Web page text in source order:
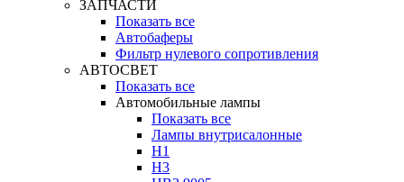
ЗАПЧАСТИ
Показать все
Автобаферы
Фильтр нулевого сопротивления
АВТОСВЕТ
Показать все
Автомобильные лампы
Показать все
Лампы внутрисалонные
H1
H3